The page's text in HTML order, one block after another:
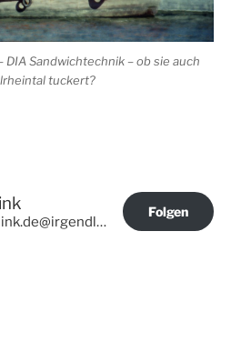
Sandwichtechnik – ob sie auch
tuckert?
@irgendlink.de@irgendlink.de
Folgen